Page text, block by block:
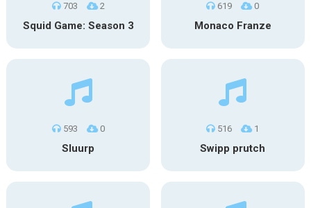
703 2
Squid Game: Season 3
619 0
Monaco Franze
593 0
Sluurp
516 1
Swipp prutch